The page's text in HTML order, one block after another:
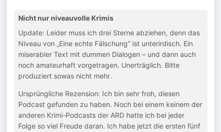
Nicht nur niveauvolle Krimis
Update: Leider muss ich drei Sterne abziehen, denn das
Niveau von „Eine echte Fälschung“ ist unterirdisch. Ein
miserabler Text mit dummen Dialogen – und dann auch
noch amateurhaft vorgetragen. Unerträglich. Bitte
produziert sowas nicht mehr.
Ursprüngliche Rezension: Ich bin sehr froh, diesen
Podcast gefunden zu haben. Noch bei einem keinem der
anderen Krimi-Podcasts der ARD hatte ich bei jeder
Folge so viel Freude daran. Ich habe jetzt die ersten fünf